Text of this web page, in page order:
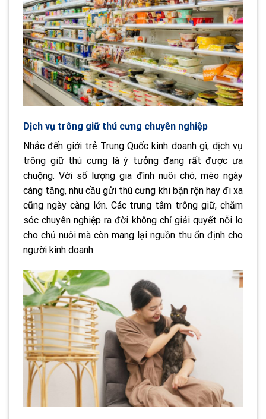
Dịch vụ trông giữ thú cưng chuyên nghiệp
Nhắc đến giới trẻ Trung Quốc kinh doanh gì, dịch vụ
trông giữ thú cưng là ý tưởng đang rất được ưa
chuộng. Với số lượng gia đình nuôi chó, mèo ngày
càng tăng, nhu cầu gửi thú cưng khi bận rộn hay đi xa
cũng ngày càng lớn. Các trung tâm trông giữ, chăm
sóc chuyên nghiệp ra đời không chỉ giải quyết nỗi lo
cho chủ nuôi mà còn mang lại nguồn thu ổn định cho
người kinh doanh.